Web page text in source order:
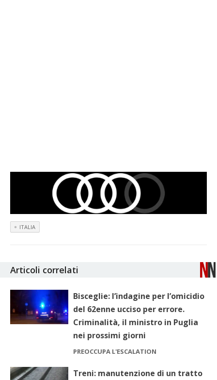
ITALIA
Articoli correlati
Bisceglie: l’indagine per l’omicidio
del 62enne ucciso per errore.
Criminalità, il ministro in Puglia
nei prossimi giorni
PREOCCUPA L'ESCALATION
Treni: manutenzione di un tratto